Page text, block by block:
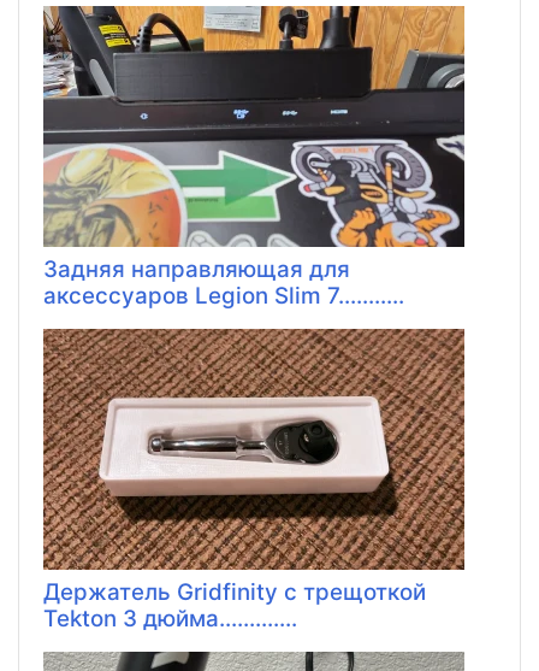
Задняя направляющая для
аксессуаров Legion Slim 7...........
Держатель Gridfinity с трещоткой
Tekton 3 дюйма.............